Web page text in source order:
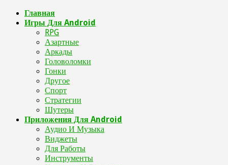
Главная
Игры Для Android
RPG
Азартные
Аркады
Головоломки
Гонки
Другое
Спорт
Стратегии
Шутеры
Приложения Для Android
Аудио И Музыка
Виджеты
Для Работы
Инструменты